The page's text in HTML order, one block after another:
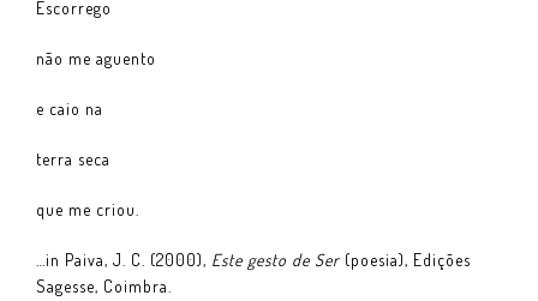
Escorrego
não me aguento
e caio na
terra seca
que me criou.
…in Paiva, J. C. (2000), Este gesto de Ser (poesia), Edições
Sagesse, Coimbra.